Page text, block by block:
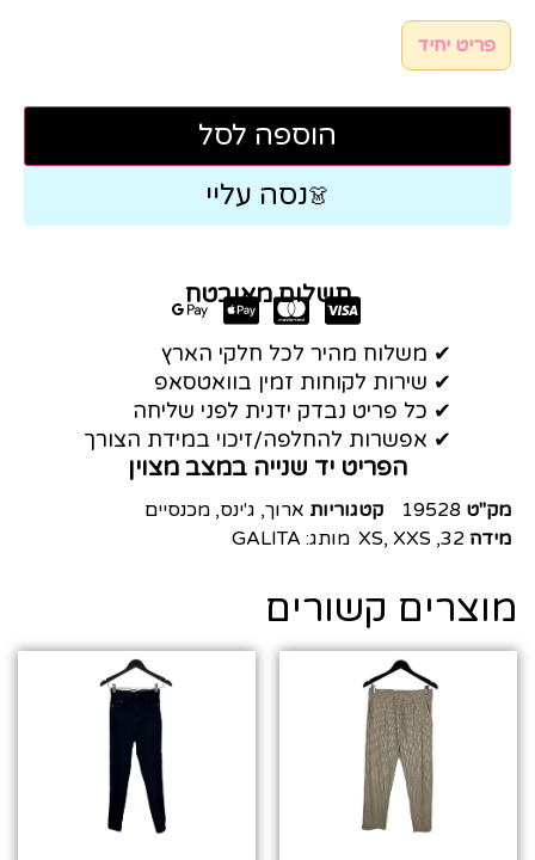
פריט יחיד
הוספה לסל
👗נסה עליי
תשלום מאובטח
✔ משלוח מהיר לכל חלקי הארץ
✔ שירות לקוחות זמין בוואטסאפ
✔ כל פריט נבדק ידנית לפני שליחה
✔ אפשרות להחלפה/זיכוי במידת הצורך
הפריט יד שנייה במצב מצוין
מק"ט 19528 קטגוריות ארוך, ג'ינס, מכנסיים
מידה 32
,
XS, XXS מותג: GALITA
מוצרים קשורים